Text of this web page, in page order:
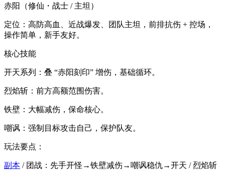
赤阳（修仙・战士 / 主坦）
定位：高防高血、近战爆发、团队主坦，前排抗伤 + 控场，
操作简单，新手友好。
核心技能
开天系列：叠 “赤阳刻印” 增伤，基础循环。
烈焰斩：前方高额范围伤害。
铁壁：大幅减伤，保命核心。
嘲讽：强制目标攻击自己，保护队友。
玩法要点：
副本 / 团战：先手开怪→铁壁减伤→嘲讽稳仇→开天 / 烈焰斩